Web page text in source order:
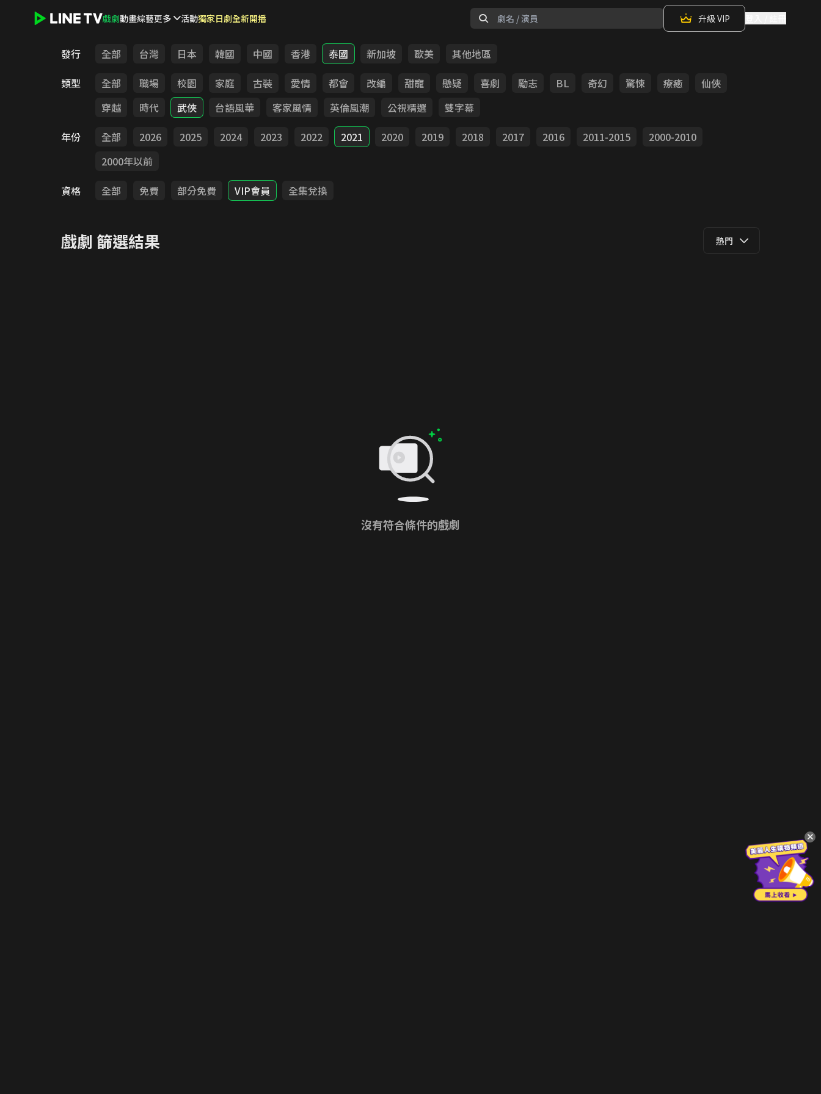
戲劇動畫綜藝更多 活動獨家日劇全新開播 升級 VIP
發行 全部 台灣 日本 韓國 中國 香港 泰國 新加坡 歐美
其他地區
類型
全部 職場 校園 家庭 古裝 愛情 都會 改編 甜寵 懸疑 喜劇 勵志 BL 奇幻 驚悚 療癒
仙俠
穿越
時代 武俠 台語風華 客家風情 英倫風潮 公視精選
雙字幕
年份
全部 2026 2025 2024 2023 2022 2021 2020 2019 2018 2017 2016 2011-2015
2000-2010
2000年以前
資格
全部 免費 部分免費 VIP會員 全集兌換
戲劇 篩選結果 熱門
沒有符合條件的戲劇